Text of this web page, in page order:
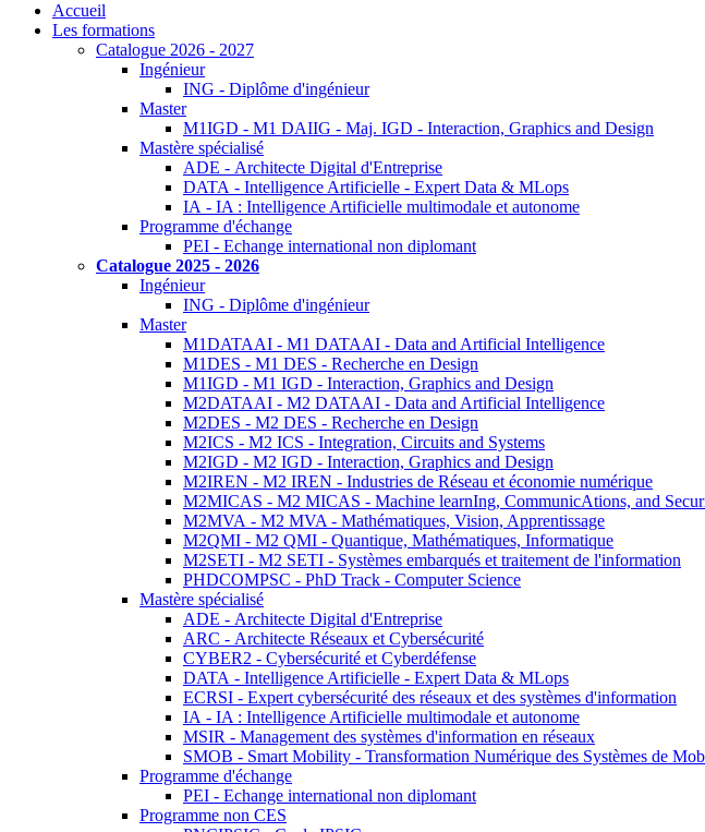
Accueil
Les formations
Catalogue 2026 - 2027
Ingénieur
ING - Diplôme d'ingénieur
Master
M1IGD - M1 DAIIG - Maj. IGD - Interaction, Graphics and Design
Mastère spécialisé
ADE - Architecte Digital d'Entreprise
DATA - Intelligence Artificielle - Expert Data & MLops
IA - IA : Intelligence Artificielle multimodale et autonome
Programme d'échange
PEI - Echange international non diplomant
Catalogue 2025 - 2026
Ingénieur
ING - Diplôme d'ingénieur
Master
M1DATAAI - M1 DATAAI - Data and Artificial Intelligence
M1DES - M1 DES - Recherche en Design
M1IGD - M1 IGD - Interaction, Graphics and Design
M2DATAAI - M2 DATAAI - Data and Artificial Intelligence
M2DES - M2 DES - Recherche en Design
M2ICS - M2 ICS - Integration, Circuits and Systems
M2IGD - M2 IGD - Interaction, Graphics and Design
M2IREN - M2 IREN - Industries de Réseau et économie numérique
M2MICAS - M2 MICAS - Machine learnIng, CommunicAtions, and
M2MVA - M2 MVA - Mathématiques, Vision, Apprentissage
M2QMI - M2 QMI - Quantique, Mathématiques, Informatique
M2SETI - M2 SETI - Systèmes embarqués et traitement de l'information
PHDCOMPSC - PhD Track - Computer Science
Mastère spécialisé
ADE - Architecte Digital d'Entreprise
ARC - Architecte Réseaux et Cybersécurité
CYBER2 - Cybersécurité et Cyberdéfense
DATA - Intelligence Artificielle - Expert Data & MLops
ECRSI - Expert cybersécurité des réseaux et des systèmes d'information
IA - IA : Intelligence Artificielle multimodale et autonome
MSIR - Management des systèmes d'information en réseaux
SMOB - Smart Mobility - Transformation Numérique des Systèmes de
Programme d'échange
PEI - Echange international non diplomant
Programme non CES